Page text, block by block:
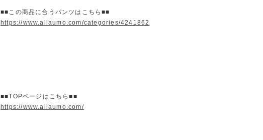
■■この商品に合うパンツはこちら■■
https://www.allaumo.com/categories/4241862
■■TOPページはこちら■■
https://www.allaumo.com/